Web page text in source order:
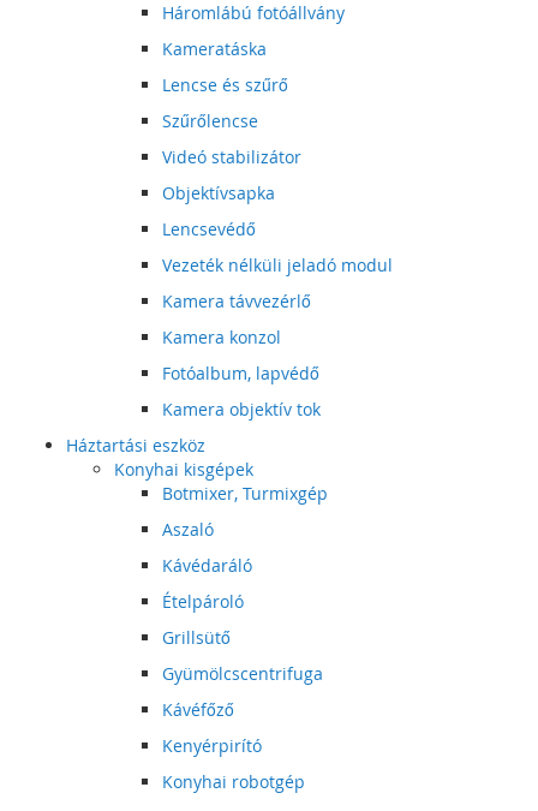
Háromlábú fotóállvány
Kameratáska
Lencse és szűrő
Szűrőlencse
Videó stabilizátor
Objektívsapka
Lencsevédő
Vezeték nélküli jeladó modul
Kamera távvezérlő
Kamera konzol
Fotóalbum, lapvédő
Kamera objektív tok
Háztartási eszköz
Konyhai kisgépek
Botmixer, Turmixgép
Aszaló
Kávédaráló
Ételpároló
Grillsütő
Gyümölcscentrifuga
Kávéfőző
Kenyérpirító
Konyhai robotgép